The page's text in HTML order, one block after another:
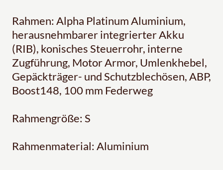
Rahmen: Alpha Platinum Aluminium,
herausnehmbarer integrierter Akku
(RIB), konisches Steuerrohr, interne
Zugführung, Motor Armor, Umlenkhebel,
Gepäckträger- und Schutzblechösen, ABP,
Boost148, 100 mm Federweg
Rahmengröße: S
Rahmenmaterial: Aluminium